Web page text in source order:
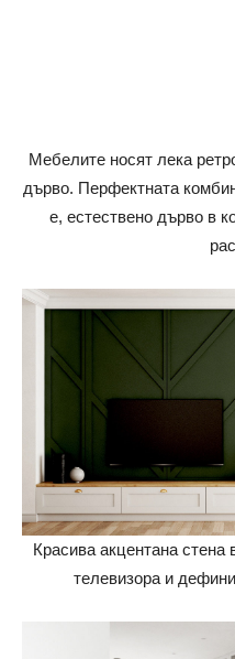
Мебелите носят лека
дърво. Перфектната
е, естествено дърво в
Красива акцентана
телевизора и